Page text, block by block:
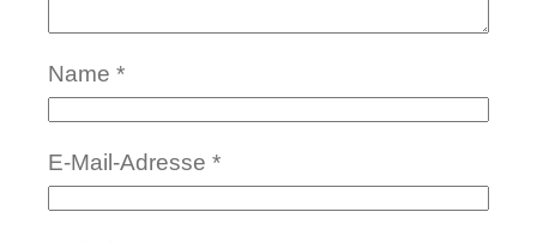
Name *
E-Mail-Adresse *